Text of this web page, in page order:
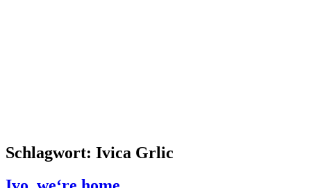
Schlagwort: Ivica Grlic